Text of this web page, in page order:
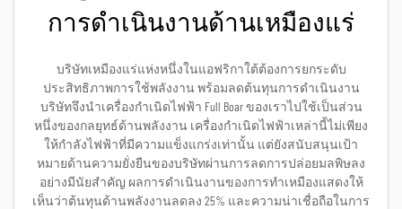
การดำเนินงานด้านเหมืองแร่
บริษัทเหมืองแร่แห่งหนึ่งในแอฟริกาใต้ต้องการยกระดับ
ประสิทธิภาพการใช้พลังงาน พร้อมลดต้นทุนการดำเนินงาน
บริษัทจึงนำเครื่องกำเนิดไฟฟ้า Full Boar ของเราไปใช้เป็นส่วน
หนึ่งของกลยุทธ์ด้านพลังงาน เครื่องกำเนิดไฟฟ้าเหล่านี้ไม่เพียง
ให้กำลังไฟฟ้าที่มีความแข็งแกร่งเท่านั้น แต่ยังสนับสนุนเป้า
หมายด้านความยั่งยืนของบริษัทผ่านการลดการปล่อยมลพิษลง
อย่างมีนัยสำคัญ ผลการดำเนินงานของการทำเหมืองแสดงให้
เห็นว่าต้นทุนด้านพลังงานลดลง 25% และความน่าเชื่อถือในการ